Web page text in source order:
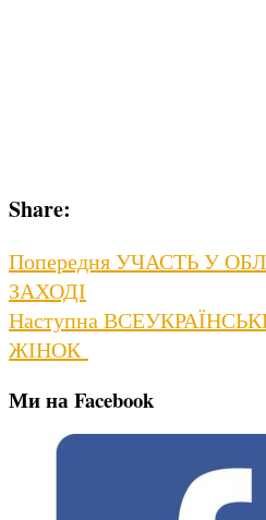
Share:
Навігація
записів
ПопередняPrevious
УЧАСТЬ У
ЗАХОДІ
НаступнаNext
ЖІНОК
Ми на Facebook